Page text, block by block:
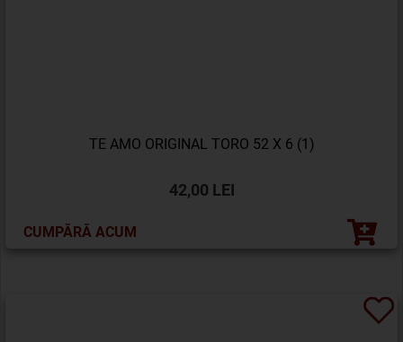
TE AMO ORIGINAL TORO 52 X 6 (1)
42,00 LEI
CUMPĂRĂ ACUM